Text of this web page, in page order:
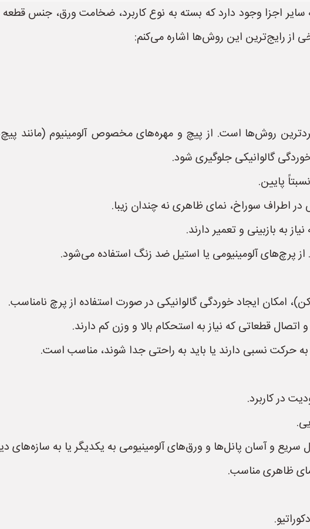
اجزا وجود دارد که بسته به نوع کاربرد، ضخامت ورق، جنس قطعه
از رایج‌ترین این روش‌ها اشاره می‌کنم:
روش‌ها است. از پیچ و مهره‌های مخصوص آلومینیوم (مانند
گالوانیکی جلوگیری شود.
پایین.
اطراف سوراخ، نمای ظاهری نه چندان زیبا.
به بازبینی و تعمیر دارند.
پرچ‌های آلومینیومی یا استیل ضد زنگ استفاده می‌شود.
امکان ایجاد خوردگی گالوانیکی در صورت استفاده از پرچ نامناسب.
قطعاتی که نیاز به استحکام بالا و وزن کم دارند.
حرکت نسبی دارند یا باید به راحتی جدا شوند، مناسب است.
در کاربرد.
ظاهری مناسب.